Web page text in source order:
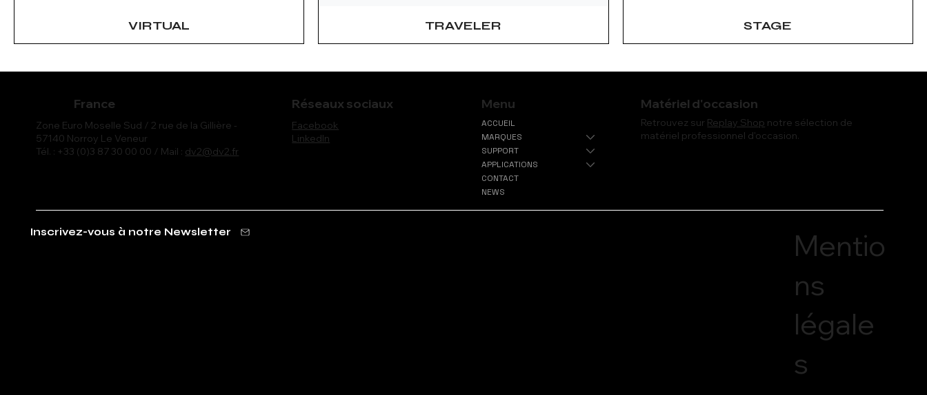
VIRTUAL TRAVELER STAGE
Zone Euro Moselle Sud / 2 rue de la Gillière -
57140 Norroy Le Veneur
Tél. : +33 (0)3 87 30 00 00 / Mail : dv2@dv2.fr
France
ACCUEIL
MARQUES
SUPPORT
APPLICATIONS
CONTACT
NEWS
Menu
Facebook
LinkedIn
Réseaux sociaux Matériel d'occasion
Retrouvez sur Replay Shop notre sélection de
matériel professionnel d'occasion.
Inscrivez-vous à notre Newsletter
Mentio
ns
légale
s